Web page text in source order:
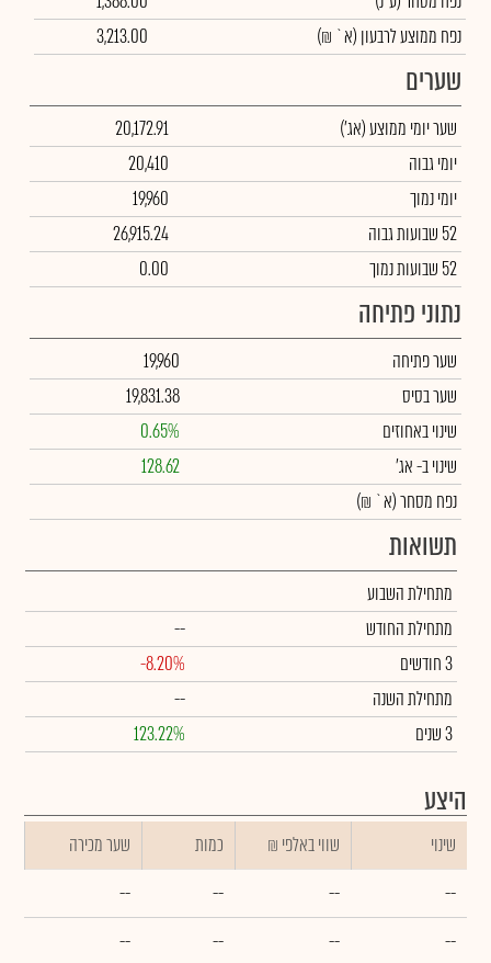
נפח ממוצע לרבעון (א` ₪)
3,213.00
שערים
שער יומי ממוצע(אג')
20,172.91
יומי גבוה
20,410
יומי נמוך
19,960
52 שבועות גבוה
26,915.24
52 שבועות נמוך
0.00
נתוני פתיחה
שער פתיחה
19,960
שער בסיס
19,831.38
שינוי באחוזים
0.65%
שינויב- אג'
128.62
נפח מסחר(א` ₪)
תשואות
מתחילת השבוע
מתחילת החודש
--
3 חודשים
-8.20%
מתחילת השנה
--
3 שנים
123.22%
היצע
שינוי ₪ שווי באלפי כמות
שער מכירה
--
--
--
--
--
--
--
--